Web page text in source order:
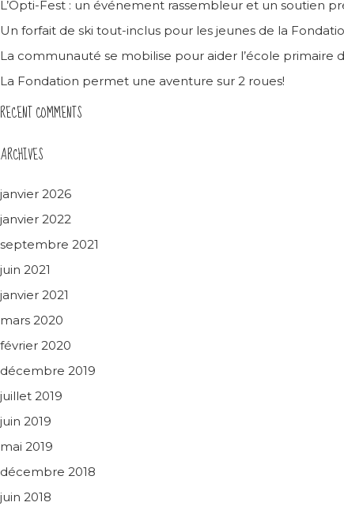
L’Opti-Fest : un événement rassembleur et un soutien
Un forfait de ski tout-inclus pour les jeunes de la
La communauté se mobilise pour aider l’école primaire
La Fondation permet une aventure sur 2 roues!
RECENT COMMENTS
ARCHIVES
janvier 2026
janvier 2022
septembre 2021
juin 2021
janvier 2021
mars 2020
février 2020
décembre 2019
juillet 2019
juin 2019
mai 2019
décembre 2018
juin 2018